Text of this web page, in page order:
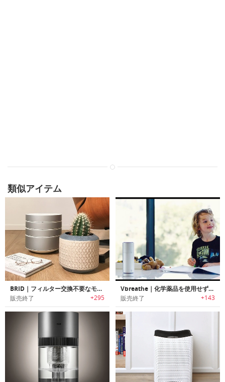
類似アイテム
BRID｜フィルター交換不要なモジュール式空気清浄機「ブリッド」
販売終了 +295
Vbreathe｜化学薬品を使用せずにオーガニックエッセンシャルオイルでカビや細菌を除去する空気清浄機「Vブリーズ」
販売終了 +143